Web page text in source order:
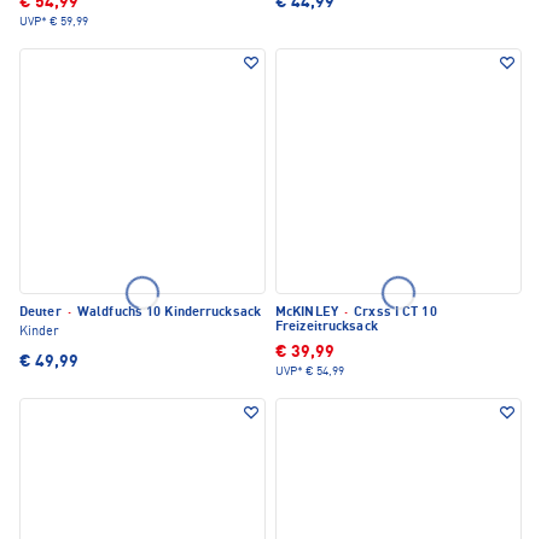
UVP* € 59,99
Deuter · Waldfuchs 10 Kinderrucksack
Kinder
€ 49,99
McKINLEY · Crxss I CT 10
Freizeitrucksack
€ 39,99
UVP* € 54,99